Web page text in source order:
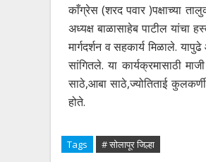
काँग्रेस (शरद पवार )पक्षाच्या
अध्यक्ष बाळासाहेब पाटील यांचा
मार्गदर्शन व सहकार्य मिळाले.
सांगितले. या कार्यक्रमासाठी
साठे,आबा साठे,ज्योतिताई
होते.
Tags # सोलापूर जिल्हा